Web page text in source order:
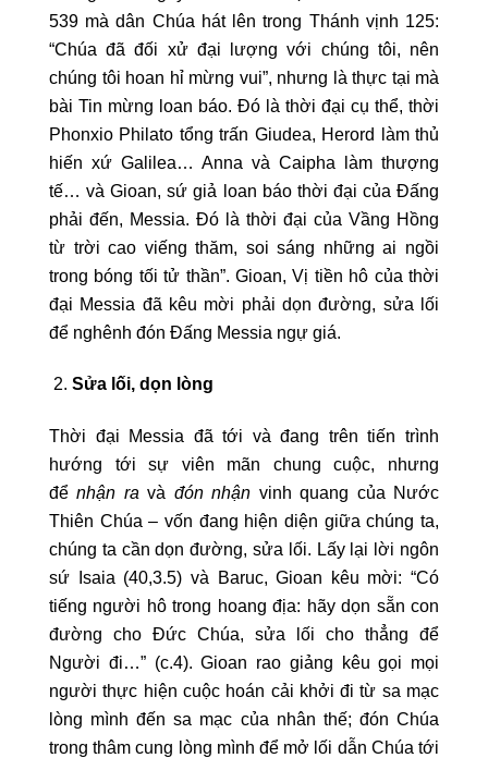
539 mà dân Chúa hát lên trong Thánh vịnh 125:
“Chúa đã đối xử đại lượng với chúng tôi, nên
chúng tôi hoan hỉ mừng vui”, nhưng là thực tại mà
bài Tin mừng loan báo. Đó là thời đại cụ thể, thời
Phonxio Philato tổng trấn Giudea, Herord làm thủ
hiến xứ Galilea… Anna và Caipha làm thượng
tế… và Gioan, sứ giả loan báo thời đại của Đấng
phải đến, Messia. Đó là thời đại của Vầng Hồng
từ trời cao viếng thăm, soi sáng những ai ngồi
trong bóng tối tử thần”. Gioan, Vị tiền hô của thời
đại Messia đã kêu mời phải dọn đường, sửa lối
để nghênh đón Đấng Messia ngự giá.
Sửa lối, dọn lòng
Thời đại Messia đã tới và đang trên tiến trình
hướng tới sự viên mãn chung cuộc, nhưng
đểnhận ra và đón nhận vinh quang của Nước
Thiên Chúa – vốn đang hiện diện giữa chúng ta,
chúng ta cần dọn đường, sửa lối. Lấy lại lời ngôn
sứ Isaia (40,3.5) và Baruc, Gioan kêu mời: “Có
tiếng người hô trong hoang địa: hãy dọn sẵn con
đường cho Đức Chúa, sửa lối cho thẳng để
Người đi…” (c.4). Gioan rao giảng kêu gọi mọi
người thực hiện cuộc hoán cải khởi đi từ sa mạc
lòng mình đến sa mạc của nhân thế; đón Chúa
trong thâm cung lòng mình để mở lối dẫn Chúa tới